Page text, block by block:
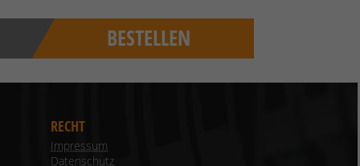
BESTELLEN
RECHT
Impressum
Datenschutz